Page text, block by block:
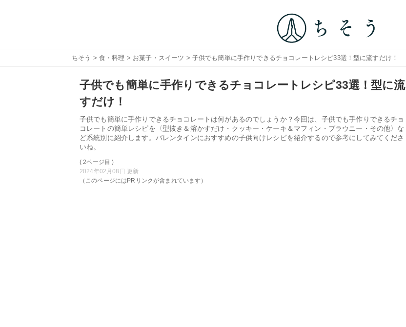
ちそう > 食・料理 > お菓子・スイーツ > 子供でも簡単に手作りできるチョコレートレシピ33選！型に流すだけ！
子供でも簡単に手作りできるチョコレートレシピ33選！型に流
すだけ！
子供でも簡単に手作りできるチョコレートは何があるのでしょうか？今回は、子供でも手作りできるチョ
コレートの簡単レシピを〈型抜き＆溶かすだけ・クッキー・ケーキ＆マフィン・ブラウニー・その他〉な
ど系統別に紹介します。バレンタインにおすすめの子供向けレシピを紹介するので参考にしてみてくださ
いね。
( 2ページ目 )
2024年02月08日 更新
（このページにはPRリンクが含まれています）